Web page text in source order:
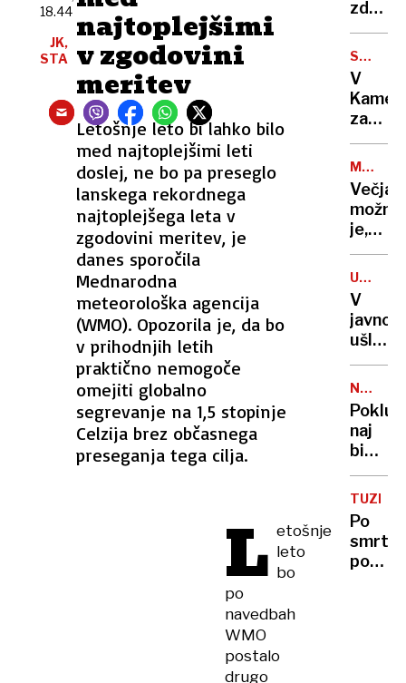
najtoplejšimi
v zgodovini
meritev
Letošnje leto bi lahko bilo
med najtoplejšimi leti
doslej, ne bo pa preseglo
lanskega rekordnega
najtoplejšega leta v
zgodovini meritev, je
danes sporočila
Mednarodna
meteorološka agencija
(WMO). Opozorila je, da bo
v prihodnjih letih
praktično nemogoče
omejiti globalno
segrevanje na 1,5 stopinje
Celzija brez občasnega
preseganja tega cilja.
18.44
JK,
STA
L etošnje
leto
bo
po
navedbah
WMO
postalo
drugo
dokazi
o
preveč
v
STAR
92
LET
V
na
svetu
Večja
je,
da
na
loteriji:
Na
svet
UPRAVA
ZA
VARNO
HRANO
V
ušli
ime,
naslov,
EMŠO
in
davčna
skoraj
ljudi
naj
bi
Branko
Zlobko
TUZLA
Po
požaru